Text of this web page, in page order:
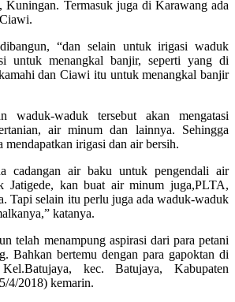
Kuningan. Termasuk juga di Karawang ada
“dan selain untuk irigasi waduk
untuk menangkal banjir, seperti yang di
dan Ciawi itu untuk menangkal banjir
waduk-waduk tersebut akan mengatasi
air minum dan lainnya. Sehingga
mendapatkan irigasi dan air bersih.
cadangan air baku untuk pengendali air
Jatigede, kan buat air minum juga,PLTA,
Tapi selain itu perlu juga ada waduk-waduk
katanya.
telah menampung aspirasi dari para petani
Bahkan bertemu dengan para gapoktan di
kec. Batujaya, Kabupaten
4/2018) kemarin.